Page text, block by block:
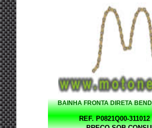
BAINHA FRONTA DIRETA
REF. P0821Q00-311012